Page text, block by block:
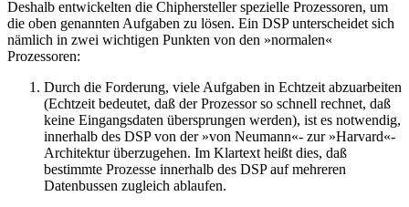
Deshalb entwickelten die Chiphersteller spezielle Prozessoren, um
die oben genannten Aufgaben zu lösen. Ein DSP unterscheidet sich
nämlich in zwei wichtigen Punkten von den »normalen«
Prozessoren:
Durch die Forderung, viele Aufgaben in Echtzeit abzuarbeiten
(Echtzeit bedeutet, daß der Prozessor so schnell rechnet, daß
keine Eingangsdaten übersprungen werden), ist es notwendig,
innerhalb des DSP von der »von Neumann«- zur »Harvard«-
Architektur überzugehen. Im Klartext heißt dies, daß
bestimmte Prozesse innerhalb des DSP auf mehreren
Datenbussen zugleich ablaufen.